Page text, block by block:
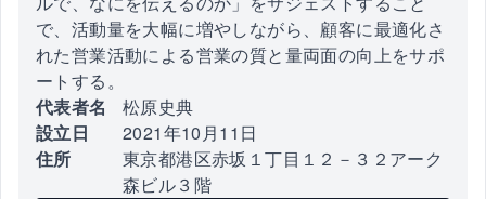
で、活動量を大幅に増やしながら、顧客に最適化さ
れた営業活動による営業の質と量両面の向上をサポ
ートする。
代表者名
松原史典
設立日
2021年10月11日
住所
東京都港区赤坂１丁目１２－３２アーク
森ビル３階